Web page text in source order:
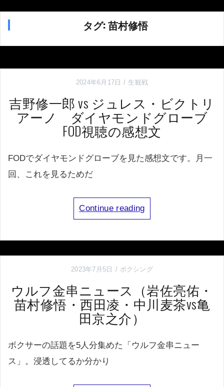
タグ:苗村修悟
2024年6月17日 生観戦
吉野修一郎 vs ジュレス・ビクトリ
アーノ ダイヤモンドグローブ
FOD視聴の感想文
FODでダイヤモンドグローブを見た感想文です。月一
回、これを見るためだ
Continue reading
2023年7月5日 ボクシング
ウルフ金串ニュース（岩佐亮佑・
苗村修悟・西田凌・中川麦茶vs亀
田京之介）
ボクサーの話題を5人分集めた「ウルフ金串ニュー
ス」。浸透してるか分かり